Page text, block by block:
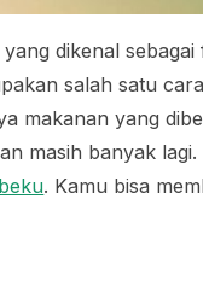
dikenal sebagai
salah satu
makanan yang
masih banyak
beku. Kamu bisa